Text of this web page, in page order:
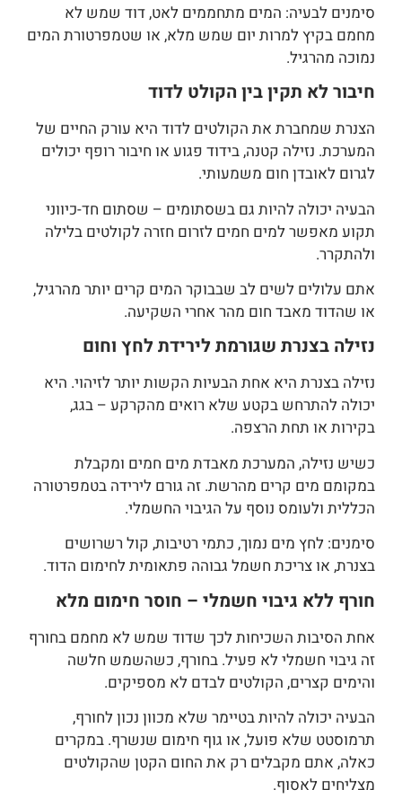
סימנים לבעיה: המים מתחממים לאט, דוד שמש לא
מחמם בקיץ למרות יום שמש מלא, או שטמפרטורת המים
נמוכה מהרגיל.
חיבור לא תקין בין הקולט לדוד
הצנרת שמחברת את הקולטים לדוד היא עורק החיים של
המערכת. נזילה קטנה, בידוד פגוע או חיבור רופף יכולים
לגרום לאובדן חום משמעותי.
הבעיה יכולה להיות גם בשסתומים – שסתום חד-כיווני
תקוע מאפשר למים חמים לזרום חזרה לקולטים בלילה
ולהתקרר.
אתם עלולים לשים לב שבבוקר המים קרים יותר מהרגיל,
או שהדוד מאבד חום מהר אחרי השקיעה.
נזילה בצנרת שגורמת לירידת לחץ וחום
נזילה בצנרת היא אחת הבעיות הקשות יותר לזיהוי. היא
יכולה להתרחש בקטע שלא רואים מהקרקע – בגג,
בקירות או תחת הרצפה.
כשיש נזילה, המערכת מאבדת מים חמים ומקבלת
במקומם מים קרים מהרשת. זה גורם לירידה בטמפרטורה
הכללית ולעומס נוסף על הגיבוי החשמלי.
סימנים: לחץ מים נמוך, כתמי רטיבות, קול רשרושים
בצנרת, או צריכת חשמל גבוהה פתאומית לחימום הדוד.
חורף ללא גיבוי חשמלי – חוסר חימום מלא
אחת הסיבות השכיחות לכך שדוד שמש לא מחמם בחורף
זה גיבוי חשמלי לא פעיל. בחורף, כשהשמש חלשה
והימים קצרים, הקולטים לבדם לא מספיקים.
הבעיה יכולה להיות בטיימר שלא מכוון נכון לחורף,
תרמוסטט שלא פועל, או גוף חימום שנשרף. במקרים
כאלה, אתם מקבלים רק את החום הקטן שהקולטים
מצליחים לאסוף.